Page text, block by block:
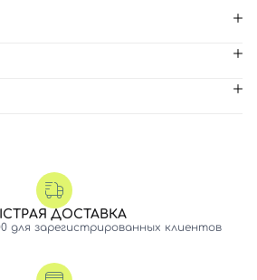
ДОСТАВКА
для зарегистрированных клиентов